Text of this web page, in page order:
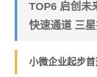
TOP6 启创
快速通道 三
小微企业起步